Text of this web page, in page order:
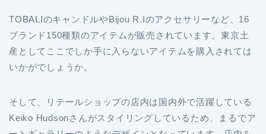
TOBALIのキャンドルやBijou R.Iのアクセサリーなど、16
ブランド150種類のアイテムが販売されています。東京土
産としてここでしか手に入らないアイテムを購入されては
いかがでしょうか。
そして、リテールショップの店内は国内外で活躍している
Keiko Hudsonさんがスタイリングしているため、まるでア